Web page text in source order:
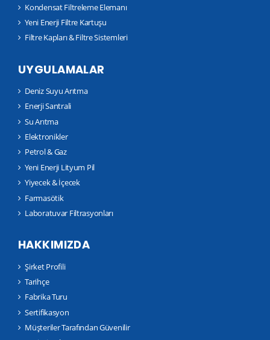
Kondensat Filtreleme Elemanı
Yeni Enerji Filtre Kartuşu
Filtre Kapları & Filtre Sistemleri
UYGULAMALAR
Deniz Suyu Arıtma
Enerji Santrali
Su Arıtma
Elektronikler
Petrol & Gaz
Yeni Enerji Lityum Pil
Yiyecek & İçecek
Farmasötik
Laboratuvar Filtrasyonları
HAKKIMIZDA
Şirket Profili
Tarihçe
Fabrika Turu
Sertifikasyon
Müşteriler Tarafından Güvenilir